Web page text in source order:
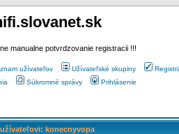
manualne potvrdzovanie registracii !!!
užívateľov Užívateľské skupiny
Súkromné správy Prihlásenie
konecnyvopa